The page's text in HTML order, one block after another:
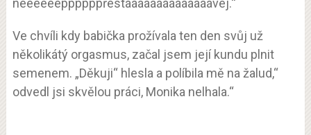
neeeeeeppppppřestáááááááááááááávej.“
Ve chvíli kdy babička prožívala ten den svůj už
několikátý orgasmus, začal jsem její kundu plnit
semenem. „Děkuji“ hlesla a políbila mě na žalud,“
odvedl jsi skvělou práci, Monika nelhala.“